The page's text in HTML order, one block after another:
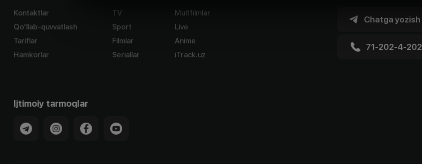
Kontaktlar
Qo'llab-quvvatlash
Tariflar
Hamkorlar
TV
Sport
Filmlar
Seriallar
Multfilmlar
Live
Anime
iTrack.uz
Chatga yozish
71-202-4-202
Ijtimoiy tarmoqlar